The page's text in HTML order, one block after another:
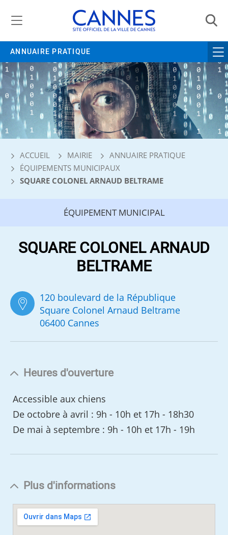
ANNUAIRE PRATIQUE
ACCUEIL MAIRIE
ANNUAIRE PRATIQUE
ÉQUIPEMENTS MUNICIPAUX
SQUARE COLONEL ARNAUD BELTRAME
ÉQUIPEMENT MUNICIPAL
SQUARE COLONEL ARNAUD
BELTRAME
120 boulevard de la République
Square Colonel Arnaud Beltrame
06400 Cannes
Heures d'ouverture
Accessible aux chiens
De octobre à avril : 9h - 10h et 17h - 18h30
De mai à septembre : 9h - 10h et 17h - 19h
Plus d'informations